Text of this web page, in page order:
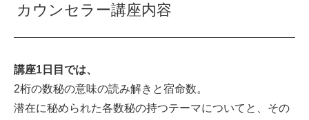
カウンセラー講座内容
講座1日目では、
2桁の数秘の意味の読み解きと宿命数。
潜在に秘められた各数秘の持つテーマについてと、その